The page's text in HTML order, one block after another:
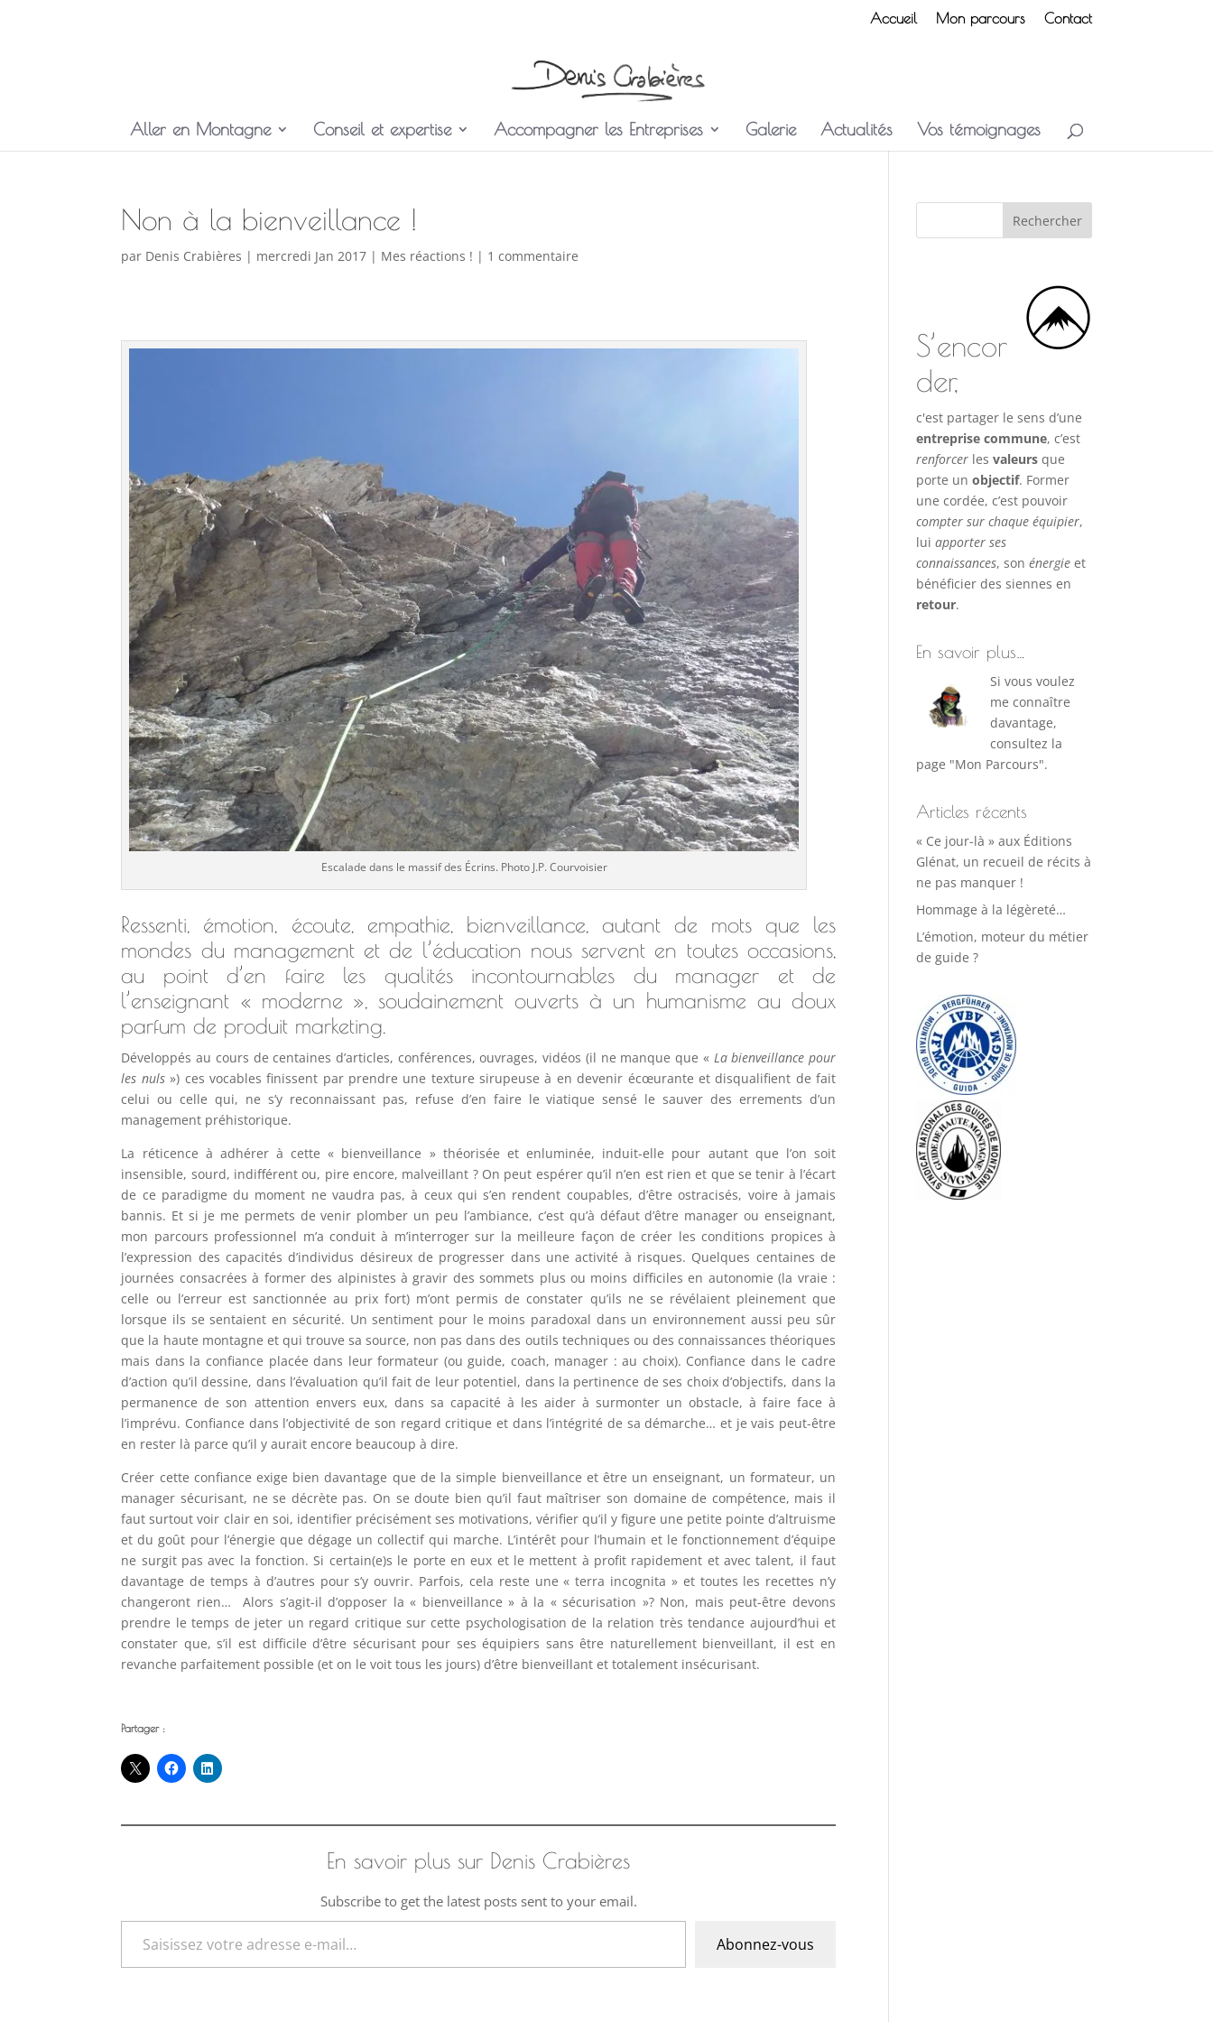
Accueil Mon parcours Contact
Aller en Montagne Conseil et expertise Accompagner les Entreprises Galerie Actualités Vos témoignages
Non à la bienveillance !
par Denis Crabières | mercredi Jan 2017 | Mes réactions ! | 1 commentaire
Escalade dans le massif des Écrins. Photo J.P. Courvoisier
Ressenti, émotion, écoute, empathie, bienveillance, autant de mots que les
mondes du management et de l’éducation nous servent en toutes occasions,
au point d’en faire les qualités incontournables du manager et de
l’enseignant « moderne », soudainement ouverts à un humanisme au doux
parfum de produit marketing.
Développés au cours de centaines d’articles, conférences, ouvrages, vidéos (il ne manque que « La bienveillance pour
les nuls») ces vocables finissent par prendre une texture sirupeuse à en devenir écœurante et disqualifient de fait
celui ou celle qui, ne s’y reconnaissant pas, refuse d’en faire le viatique sensé le sauver des errements d’un
management préhistorique.
La réticence à adhérer à cette « bienveillance » théorisée et enluminée, induit-elle pour autant que l’on soit
insensible, sourd, indifférent ou, pire encore, malveillant ? On peut espérer qu’il n’en est rien et que se tenir à l’écart
de ce paradigme du moment ne vaudra pas, à ceux qui s’en rendent coupables, d’être ostracisés, voire à jamais
bannis. Et si je me permets de venir plomber un peu l’ambiance, c’est qu’à défaut d’être manager ou enseignant,
mon parcours professionnel m’a conduit à m’interroger sur la meilleure façon de créer les conditions propices à
l’expression des capacités d’individus désireux de progresser dans une activité à risques. Quelques centaines de
journées consacrées à former des alpinistes à gravir des sommets plus ou moins difficiles en autonomie (la vraie :
celle ou l’erreur est sanctionnée au prix fort) m’ont permis de constater qu’ils ne se révélaient pleinement que
lorsque ils se sentaient en sécurité. Un sentiment pour le moins paradoxal dans un environnement aussi peu sûr
que la haute montagne et qui trouve sa source, non pas dans des outils techniques ou des connaissances théoriques
mais dans la confiance placée dans leur formateur (ou guide, coach, manager : au choix). Confiance dans le cadre
d’action qu’il dessine, dans l’évaluation qu’il fait de leur potentiel, dans la pertinence de ses choix d’objectifs, dans la
permanence de son attention envers eux, dans sa capacité à les aider à surmonter un obstacle, à faire face à
l’imprévu. Confiance dans l’objectivité de son regard critique et dans l’intégrité de sa démarche… et je vais peut-être
en rester là parce qu’il y aurait encore beaucoup à dire.
Créer cette confiance exige bien davantage que de la simple bienveillance et être un enseignant, un formateur, un
manager sécurisant, ne se décrète pas. On se doute bien qu’il faut maîtriser son domaine de compétence, mais il
faut surtout voir clair en soi, identifier précisément ses motivations, vérifier qu’il y figure une petite pointe d’altruisme
et du goût pour l’énergie que dégage un collectif qui marche. L’intérêt pour l’humain et le fonctionnement d’équipe
ne surgit pas avec la fonction. Si certain(e)s le porte en eux et le mettent à profit rapidement et avec talent, il faut
davantage de temps à d’autres pour s’y ouvrir. Parfois, cela reste une « terra incognita » et toutes les recettes n’y
changeront rien… Alors s’agit-il d’opposer la « bienveillance » à la « sécurisation »? Non, mais peut-être devons
prendre le temps de jeter un regard critique sur cette psychologisation de la relation très tendance aujourd’hui et
constater que, s’il est difficile d’être sécurisant pour ses équipiers sans être naturellement bienveillant, il est en
revanche parfaitement possible (et on le voit tous les jours) d’être bienveillant et totalement insécurisant.
Partager :
En savoir plus sur Denis Crabières
Subscribe to get the latest posts sent to your email.
Saisissez votre adresse e-mail…
Abonnez-vous
S’encor
der,
c'est partager le sens d’une
entreprise commune, c’est
renforcer lesvaleurs que
porte unobjectif. Former
une cordée, c’est pouvoir
compter sur chaque équipier,
luiapporter ses
connaissances, sonénergie et
bénéficier des siennes en
retour.
En savoir plus…
Si vous voulez
me connaître
davantage,
consultez la
page "Mon Parcours".
Articles récents
« Ce jour-là » aux Éditions
Glénat, un recueil de récits à
ne pas manquer !
Hommage à la légèreté…
L’émotion, moteur du métier
de guide ?